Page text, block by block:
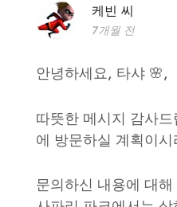
케빈 씨
7개월 전
안녕하세요, 타샤 🌸,
따뜻한 메시지 감사
에 방문하실 계획이
문의하신 내용에 대